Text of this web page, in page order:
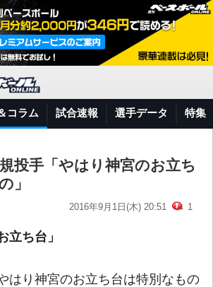
コラム 試合速報 選手データ 特集
投手「やはり神宮のお立ち
」
2016年9月1日(木) 20:51 1
立ち台」
はり神宮のお立ち台は特別なもの